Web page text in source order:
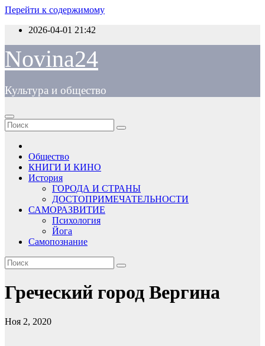
Перейти к содержимому
2026-04-01 21:42
Novina24
Культура и общество
Общество
КНИГИ И КИНО
История
ГОРОДА И СТРАНЫ
ДОСТОПРИМЕЧАТЕЛЬНОСТИ
САМОРАЗВИТИЕ
Психология
Йога
Самопознание
Греческий город Вергина
Ноя 2, 2020